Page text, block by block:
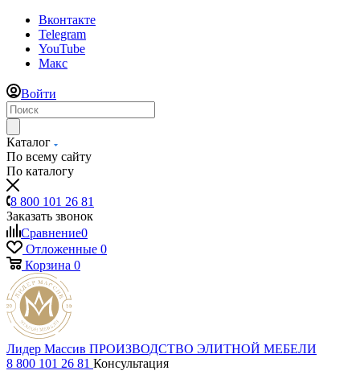
Вконтакте
Telegram
YouTube
Макс
Войти
Каталог
По всему сайту
По каталогу
8 800 101 26 81
Заказать звонок
Сравнение0
Отложенные 0
Корзина 0
Лидер Массив ПРОИЗВОДСТВО ЭЛИТНОЙ МЕБЕЛИ
8 800 101 26 81 Консультация